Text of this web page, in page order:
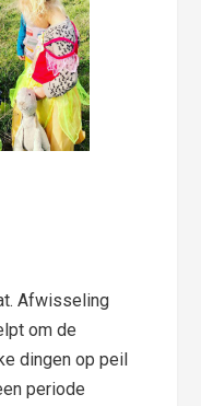
Afwisseling
om de
dingen op peil
periode